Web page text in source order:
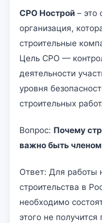
СРО Нострой – это
организация,
строительные
Цель СРО —
деятельности
уровня
строительных
Вопрос: Почему
важно быть
Ответ: Для работы
строительства в
необходимо
этого не